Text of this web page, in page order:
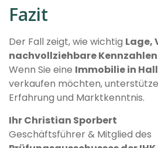
Fazit
Der Fall zeigt, wie wichtig Lage,
nachvollziehbare Kennzahlen
Wenn Sie eine Immobilie in
verkaufen möchten,
Erfahrung und Marktkenntnis.
Ihr Christian Sporbert
Geschäftsführer & Mitglied des